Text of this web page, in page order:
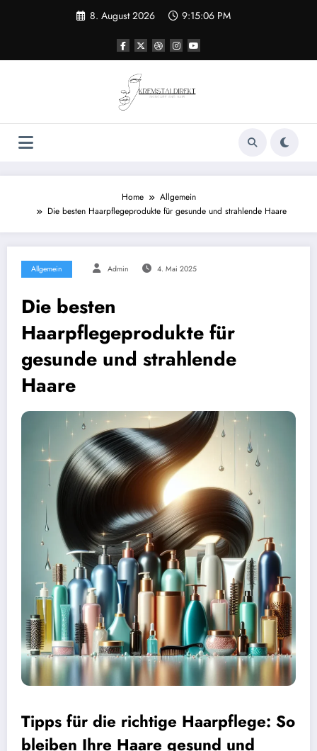
8. August 2026 9:15:07 PM
Home
Allgemein
Die besten Haarpflegeprodukte für gesunde und strahlende Haare
Allgemein Admin 4. Mai 2025
Die besten
Haarpflegeprodukte für
gesunde und strahlende
Haare
Tipps für die richtige Haarpflege: So
bleiben Ihre Haare gesund und